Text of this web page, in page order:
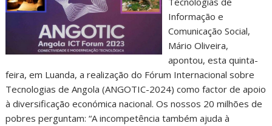
Informação e
Comunicação Social,
Mário Oliveira,
apontou, esta quinta-
feira, em Luanda, a realização do Fórum Internacional sobre
Tecnologias de Angola (ANGOTIC-2024) como factor de apoio
à diversificação económica nacional. Os nossos 20 milhões de
pobres perguntam: “A incompetência também ajuda à